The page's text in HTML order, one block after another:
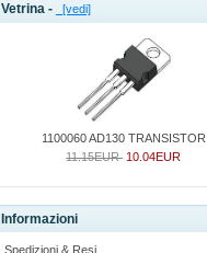
Vetrina - [vedi]
1100060 AD130 TRANSISTOR
11.15EUR 10.04EUR
Informazioni
Spedizioni & Resi